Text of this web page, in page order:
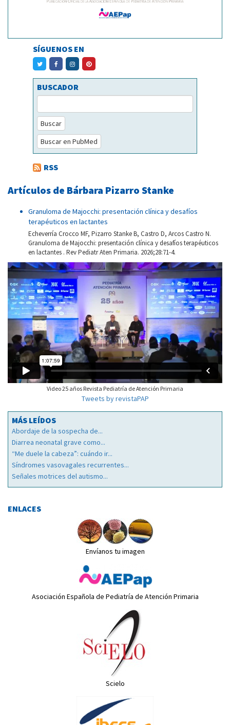
SÍGUENOS EN
BUSCADOR
Buscar
Buscar en PubMed
RSS
Artículos de Bárbara Pizarro Stanke
Granuloma de Majocchi: presentación clínica y desafíos
terapéuticos en lactantes
Echeverría Crocco MF, Pizarro Stanke B, Castro D, Arcos Castro N.
Granuloma de Majocchi: presentación clínica y desafíos terapéuticos
en lactantes . Rev Pediatr Aten Primaria. 2026;28:71-4.
Video 25 años Revista Pediatría de Atención Primaria
Tweets by revistaPAP
MÁS LEÍDOS
Abordaje de la sospecha de...
Diarrea neonatal grave como...
“Me duele la cabeza”: cuándo ir...
Síndromes vasovagales recurrentes...
Señales motrices del autismo...
ENLACES
Envíanos tu imagen
Asociación Española de Pediatría de Atención Primaria
Scielo